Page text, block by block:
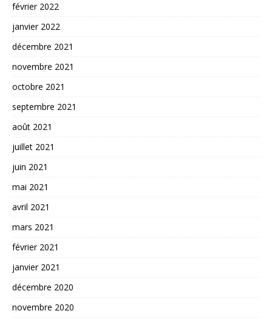
février 2022
janvier 2022
décembre 2021
novembre 2021
octobre 2021
septembre 2021
août 2021
juillet 2021
juin 2021
mai 2021
avril 2021
mars 2021
février 2021
janvier 2021
décembre 2020
novembre 2020